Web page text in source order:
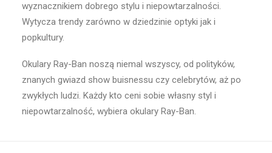
wyznacznikiem dobrego stylu i niepowtarzalności.
Wytycza trendy zarówno w dziedzinie optyki jak i
popkultury.
Okulary Ray-Ban noszą niemal wszyscy, od polityków,
znanych gwiazd show buisnessu czy celebrytów, aż po
zwykłych ludzi. Każdy kto ceni sobie własny styl i
niepowtarzalność, wybiera okulary Ray-Ban.